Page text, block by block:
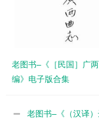
老图书–《［民国］广
编》电子版合集
老图书–《（汉译